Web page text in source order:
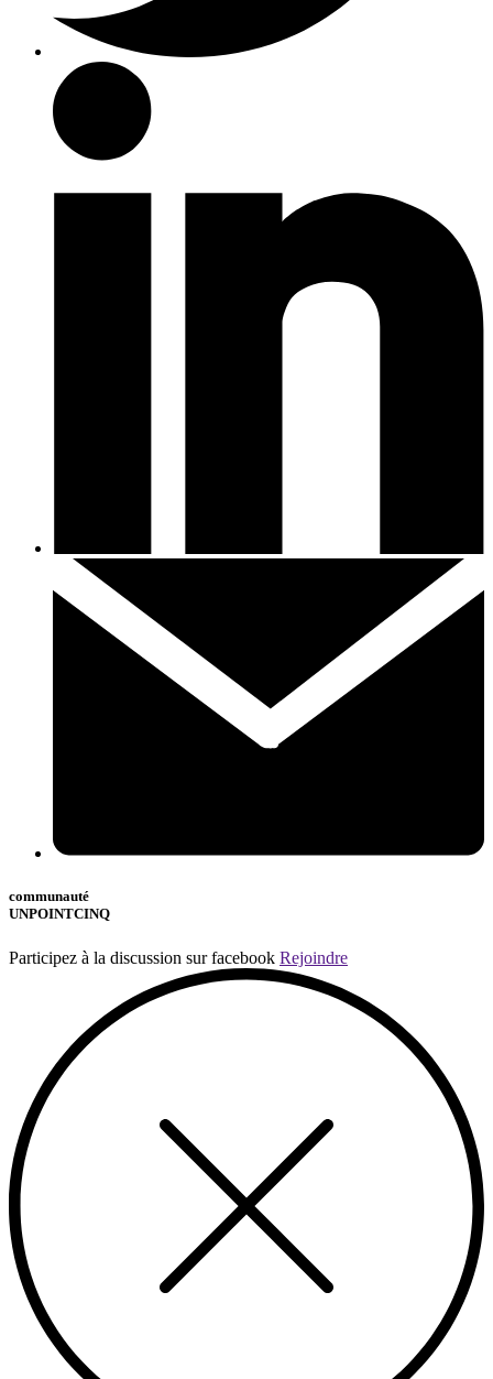
communauté
UNPOINTCINQ
Participez à la discussion sur facebook Rejoindre